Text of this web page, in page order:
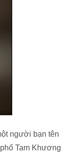
người bạn tên
Tam